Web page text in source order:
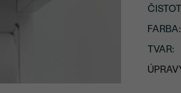
FARBA:
TVAR: